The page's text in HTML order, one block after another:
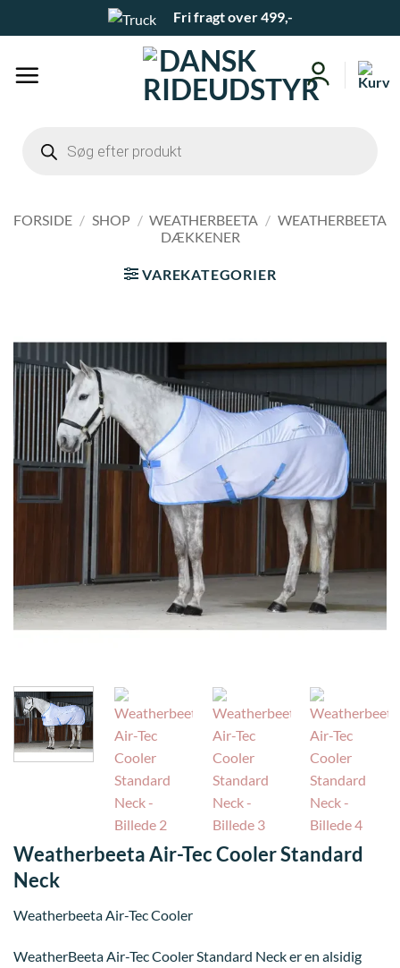
til
Fri fragt over 499,-
search
FORSIDE / SHOP / WEATHERBEETA / WEATHERBEETA
DÆKKENER
VAREKATEGORIER
Weatherbeeta Air-Tec Cooler Standard
Neck
Weatherbeeta Air-Tec Cooler
WeatherBeeta Air-Tec Cooler Standard Neck er en alsidig